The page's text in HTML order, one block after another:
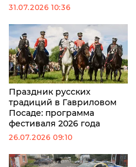
31.07.2026 10:36
Праздник русских
традиций в Гавриловом
Посаде: программа
фестиваля 2026 года
26.07.2026 09:10